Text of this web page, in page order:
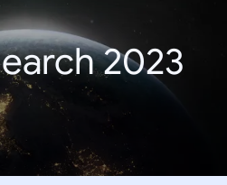
2023